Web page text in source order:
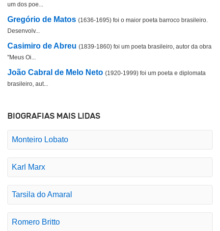
um dos poe...
Gregório de Matos (1636-1695) foi o maior poeta barroco brasileiro.
Desenvolv...
Casimiro de Abreu (1839-1860) foi um poeta brasileiro, autor da obra
"Meus Oi...
João Cabral de Melo Neto (1920-1999) foi um poeta e diplomata
brasileiro, aut...
BIOGRAFIAS MAIS LIDAS
Monteiro Lobato
Karl Marx
Tarsila do Amaral
Romero Britto